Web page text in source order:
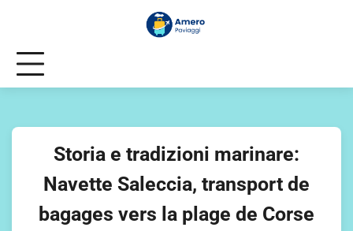
Storia e tradizioni marinare:
Navette Saleccia, transport de
bagages vers la plage de Corse